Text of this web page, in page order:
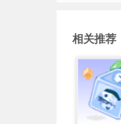
相关推荐